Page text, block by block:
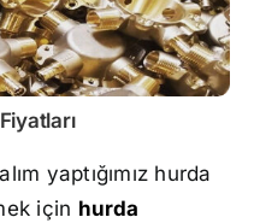
yaptığımız hurda
için hurda